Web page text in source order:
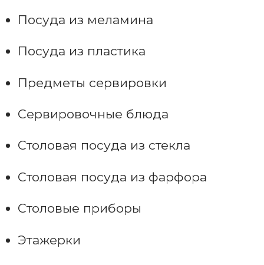
Посуда из меламина
Посуда из пластика
Предметы сервировки
Сервировочные блюда
Столовая посуда из стекла
Столовая посуда из фарфора
Столовые приборы
Этажерки